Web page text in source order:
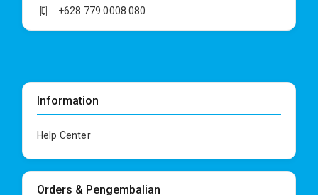
+628 779 0008 080
Information
Help Center
Orders & Pengembalian